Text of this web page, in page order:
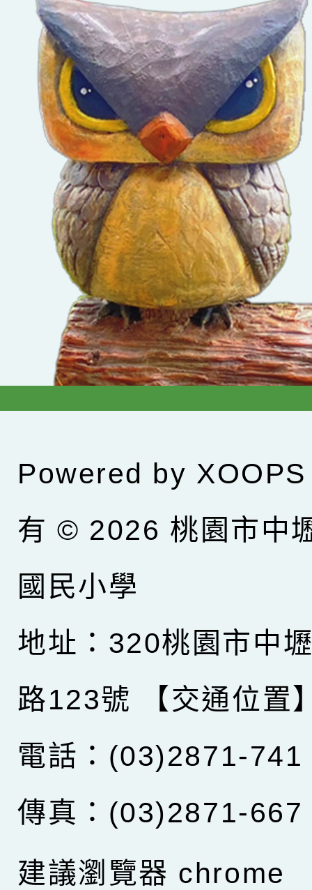
Powered by XOOPS
有 © 2026 桃園市中
國民小學
地址：320桃園市中
路123號
【交通位置
電話：(03)2871-741
傳真：(03)2871-667
建議瀏覽器 chrome